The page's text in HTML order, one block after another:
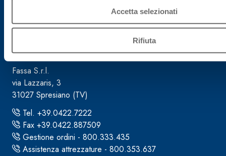
Accetta selezionati
Rifiuta
Fassa S.r.l.
via Lazzaris, 3
31027 Spresiano (TV)
Tel. +39.0422.7222
Fax +39.0422.887509
Gestione ordini - 800.333.435
Assistenza attrezzature - 800.353.637